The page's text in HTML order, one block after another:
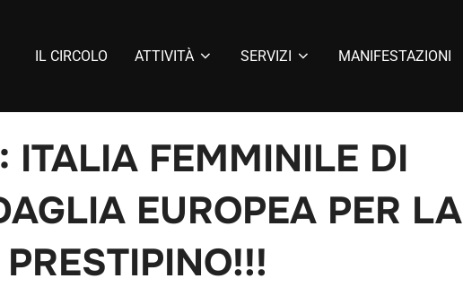
IL CIRCOLO ATTIVITÀ SERVIZI MANIFESTAZIONI
ITALIA FEMMINILE DI
EUROPEA PER LA